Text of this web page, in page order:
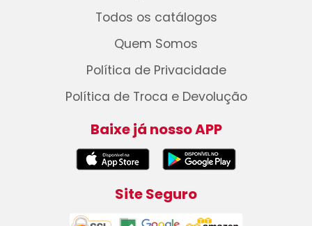
Todos os catálogos
Quem Somos
Política de Privacidade
Política de Troca e Devolução
Baixe já nosso APP
Site Seguro